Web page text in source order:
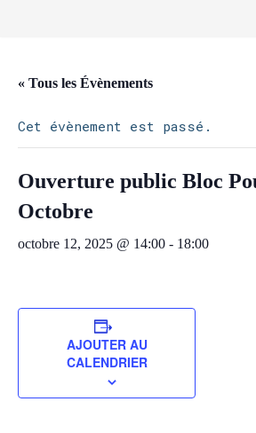
contenu
« Tous les Évènements
Cet évènement est passé.
Ouverture public Bloc
Octobre
octobre 12, 2025 @ 14:00 - 18:00
AJOUTER AU
CALENDRIER